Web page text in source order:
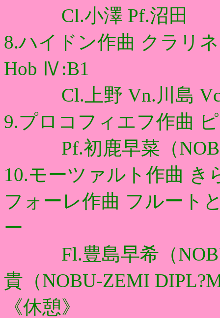
Cl.小澤 Pf.沼田
8.ハイドン作曲 クラリ
Hob Ⅳ:B1
Cl.上野 Vn.川島
9.プロコフィエフ作曲
Pf.初鹿早菜（
10.モーツァルト作曲 き
フォーレ作曲 フルート
ー
Fl.豊島早希（
貴（NOBU-ZEMI
《休憩》